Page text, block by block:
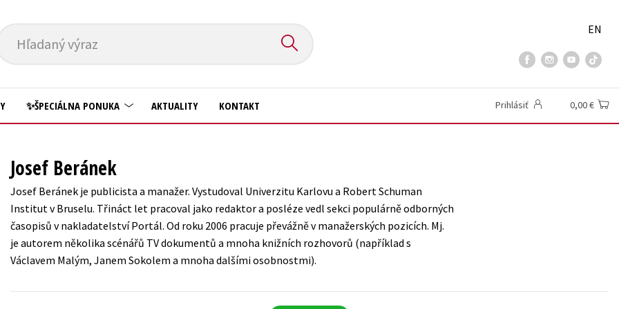
Hľadaný výraz
EN
Kuchárske knihy
Obchod a ekonómia
Prírodné vedy
Technické vedy
Učebnice
✨ŠPECIÁLNA PONUKA AKTUALITY KONTAKT Prihlásiť 0,00 €
Josef Beránek
Josef Beránek je publicista a manažer. Vystudoval Univerzitu Karlovu a Robert Schuman
Institut v Bruselu. Třináct let pracoval jako redaktor a posléze vedl sekci populárně odborných
časopisů v nakladatelství Portál. Od roku 2006 pracuje převážně v manažerských pozicích. Mj.
je autorem několika scénářů TV dokumentů a mnoha knižních rozhovorů (například s
Václavem Malým, Janem Sokolem a mnoha dalšími osobnostmi).